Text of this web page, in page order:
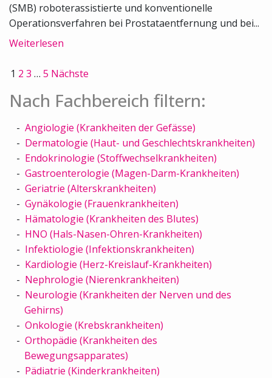
(SMB) roboterassistierte und konventionelle
Operationsverfahren bei Prostataentfernung und bei...
Weiterlesen
1 2 3 … 5 Nächste
Nach Fachbereich filtern:
Angiologie (Krankheiten der Gefässe)
Dermatologie (Haut- und Geschlechtskrankheiten)
Endokrinologie (Stoffwechselkrankheiten)
Gastroenterologie (Magen-Darm-Krankheiten)
Geriatrie (Alterskrankheiten)
Gynäkologie (Frauenkrankheiten)
Hämatologie (Krankheiten des Blutes)
HNO (Hals-Nasen-Ohren-Krankheiten)
Infektiologie (Infektionskrankheiten)
Kardiologie (Herz-Kreislauf-Krankheiten)
Nephrologie (Nierenkrankheiten)
Neurologie (Krankheiten der Nerven und des
Gehirns)
Onkologie (Krebskrankheiten)
Orthopädie (Krankheiten des
Bewegungsapparates)
Pädiatrie (Kinderkrankheiten)